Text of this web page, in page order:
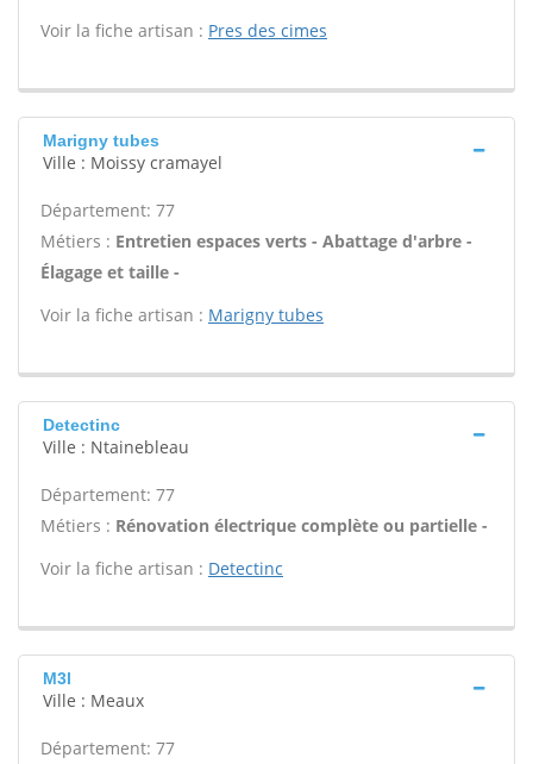
Voir la fiche artisan : Pres des cimes
Marigny tubes
Ville : Moissy cramayel
Département: 77
Métiers : Entretien espaces verts - Abattage d'arbre -
Élagage et taille -
Voir la fiche artisan : Marigny tubes
Detectinc
Ville : Ntainebleau
Département: 77
Métiers : Rénovation électrique complète ou partielle -
Voir la fiche artisan : Detectinc
M3l
Ville : Meaux
Département: 77